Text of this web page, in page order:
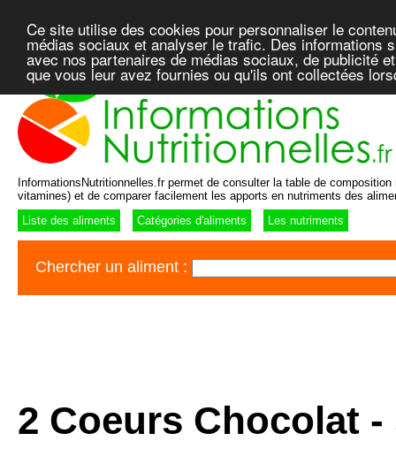
Ce site utilise des cookies pour personnaliser le
médias sociaux et analyser le trafic. Des informations
avec nos partenaires de médias sociaux, de publicité
que vous leur avez fournies ou qu'ils ont collectées
InformationsNutritionnelles.fr permet de consulter la table de
vitamines) et de comparer facilement les apports en nutriments des
Liste des aliments
Catégories d'aliments Les nutriments
Chercher un aliment :
2 Coeurs Chocolat